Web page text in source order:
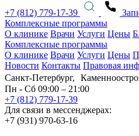
+7 (812) 779-17-39
Комплексные программы
О клинике Врачи Услуги Цены
Комплексные программы
О клинике Врачи Услуги Цены
Новости Контакты Правовая
Санкт-Петербург,
Пн - Сб 09:00 – 21:00
+7 (812) 779-17-39
Для связи в мессенджерах:
+7 (931) 970-63-16